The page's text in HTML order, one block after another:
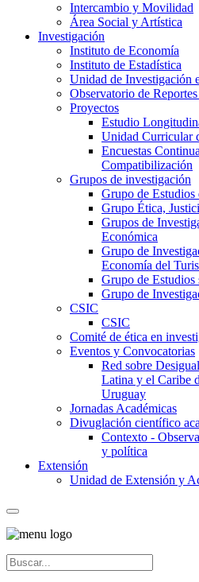
Intercambio y Movilidad
Área Social y Artística
Investigación
Instituto de Economía
Instituto de Estadística
Unidad de Investigación
Observatorio de
Proyectos
Estudio
Unidad Curricular
Encuestas
Compatibilización
Grupos de investigación
Grupo de Estudios
Grupo Ética,
Grupos de
Económica
Grupo de
Economía del
Grupo de
Grupo de
CSIC
CSIC
Comité de ética en
Eventos y Convocatorias
Red sobre
Latina y el Caribe
Uruguay
Jornadas Académicas
Divuglación científico
Contexto -
y política
Extensión
Unidad de Extensión y